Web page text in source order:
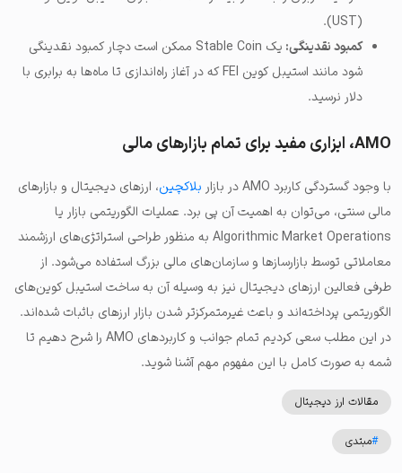
(UST).
کمبود نقدینگی:
یک Stable Coin ممکن است دچار کمبود نقدینگی
شود مانند استیبل کوین FEI که در آغاز راه‌اندازی تا ماه‌ها به برابری با
دلار نرسید.
AMO، ابزاری مفید برای تمام بازارهای مالی
با وجود گستردگی کاربرد AMO در بازار بلاکچین، ارزهای دیجیتال و بازارهای
مالی سنتی، می‌توان به اهمیت آن پی برد. عملیات الگوریتمی بازار یا
Algorithmic Market Operations به منظور طراحی استراتژی‌های ارزشمند
معاملاتی توسط بازارسازها و سازمان‌های مالی بزرگ استفاده می‌شود. از
طرفی فعالین ارزهای دیجیتال نیز به وسیله آن به ساخت استیبل کوین‌های
الگوریتمی پرداخته‌اند و باعث غیرمتمرکزتر شدن بازار ارزهای باثبات شده‌اند.
در این مطلب سعی کردیم تمام جوانب و کاربردهای AMO را شرح دهیم تا
شمه به صورت کامل با این مفهوم مهم آشنا شوید.
مقالات ارز دیجیتال
#مبتدی